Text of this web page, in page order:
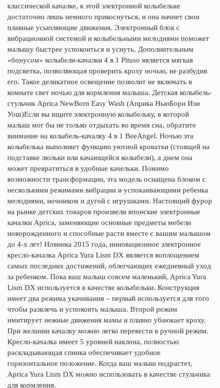
классической качалке, к этой электронной колыбельке
достаточно лишь немного прикоснуться, и она начнет свои
плавные усыпляющие движения. Электронный блок с
вибрационной системой и колыбельными мелодиями поможет
малышу быстрее успокоиться и уснуть. Дополнительным
«бонусом» колыбели-качалки 4 в 1 Pituso является мягкая
подсветка, позволяющая проверить кроху ночью, не разбудив
его. Такое деликатное освещение позволит не включать в
комнате свет ночью для кормления малыша. Детская колыбель-
стульчик Aprica NewBorn Easy Wash (Априка НьюБорн Изи
Уош)Если вы ищите электронную колыбельку, в которой
малыш мог бы не только отдыхать во время сна, обратите
внимание на колыбель-качалку 4 в 1 BeeAngel. Ночью эта
колыбелька выполняет функцию уютной кроватки (стоящей на
подставке люльки или качающейся колыбели), а днем она
может превратиться в удобные качельки. Помимо
возможности трансформации, эта модель оснащена блоком с
несколькими режимами вибрации и успокаивающими ребенка
мелодиями, ночником и дугой с игрушками. Настоящий фурор
на рынке детских товаров произвели японские электронные
качалки Aprica, заменяющие основные предметы мебели
новорожденного и способные расти вместе с вашим малышом
до 4-х лет! Новинка 2015 года, инновационное электронное
кресло-качалка Aprica Yura Lism DX является воплощением
самых последних достижений, облегчающих ежедневный уход
за ребенком. Пока ваш малыш совсем маленький, Aprica Yura
Lism DX используется в качестве колыбельки. Конструкция
имеет два режима укачивания – первый используется для того
чтобы развлечь и успокоить малыша. Второй режим
имитирует нежные движения мамы и плавно убаюкает кроху.
При желании качалку можно легко перевести в ручной режим.
Кресло-качалка имеет 5 уровней наклона, полностью
раскладывающая спинка обеспечивает удобное
горизонтальное положение. Когда ваш малыш подрастет,
Aprica Yura Lism DX можно использовать в качестве стульчика
для кормления.